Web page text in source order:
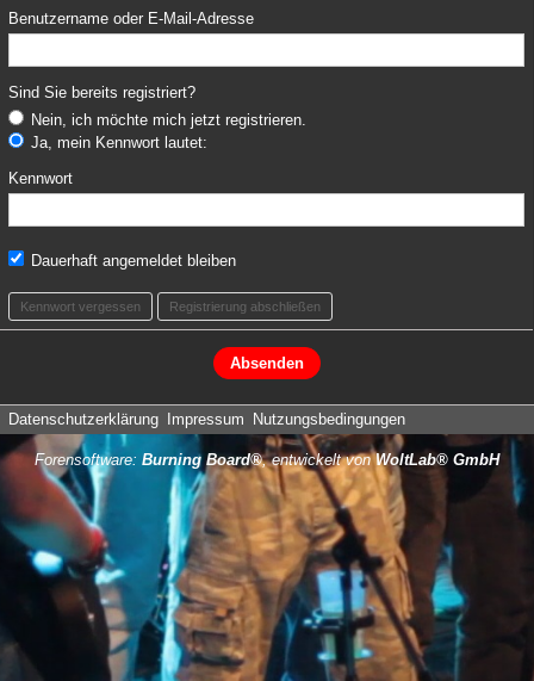
Benutzername oder E-Mail-Adresse
Sind Sie bereits registriert?
Nein, ich möchte mich jetzt registrieren.
Ja, mein Kennwort lautet:
Kennwort
Dauerhaft angemeldet bleiben
Kennwort vergessen Registrierung abschließen
Datenschutzerklärung Impressum Nutzungsbedingungen
Forensoftware: Burning Board®, entwickelt vonWoltLab® GmbH